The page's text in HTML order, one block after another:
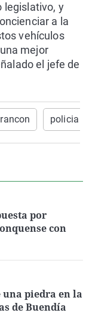
legislativo, y
a la
vehículos
mejor
el jefe de
policia
por
con
piedra en la
de Buendía